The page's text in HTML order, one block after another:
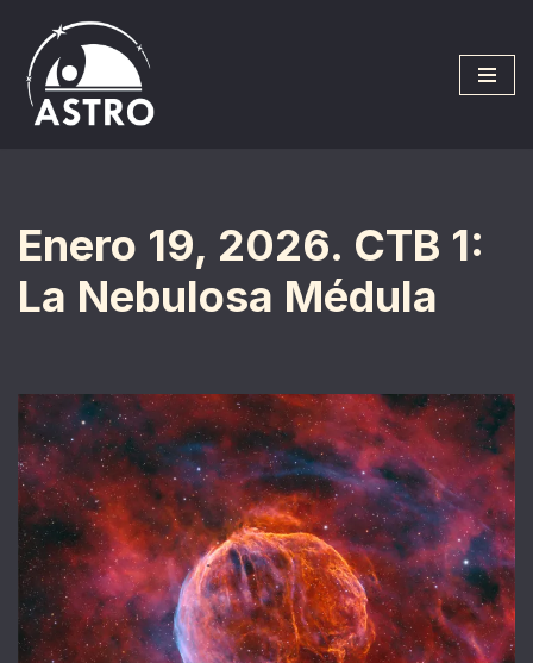
Saltar
al
contenido
Enero 19, 2026. CTB 1:
La Nebulosa Médula